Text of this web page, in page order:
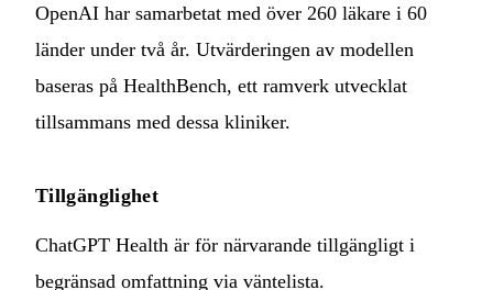
OpenAI har samarbetat med över 260 läkare i 60
länder under två år. Utvärderingen av modellen
baseras på HealthBench, ett ramverk utvecklat
tillsammans med dessa kliniker.
Tillgänglighet
ChatGPT Health är för närvarande tillgängligt i
begränsad omfattning via väntelista.